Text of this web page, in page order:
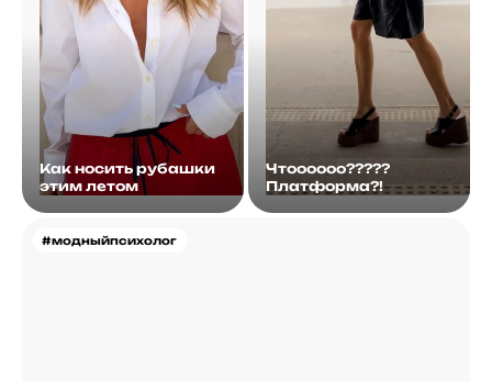
Как носить рубашки
этим летом
Чтоооооо?????
Платформа?!
#модныйпсихолог